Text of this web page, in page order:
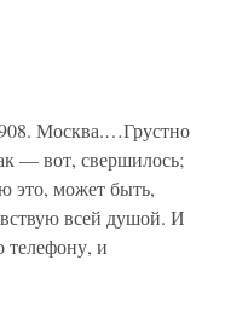
Москва.…Грустно
— вот, свершилось;
это, может быть,
всей душой. И
телефону, и